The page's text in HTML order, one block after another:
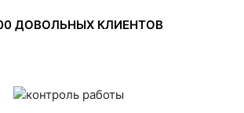
ДОВОЛЬНЫХ КЛИЕНТОВ